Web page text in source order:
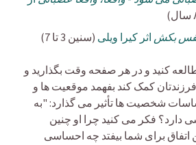
بکش اثر کیرا ویلی (سنین 3 تا 7)
کنید و در هر صفحه وقت بگذارید و
کمک کند بفهمد موقعیت ها و
شخصیت ها تأثیر می گذارد: "به
دارد؟ فکر می کنید چرا او چنین
اتفاق برای شما بیفتد چه احساسی